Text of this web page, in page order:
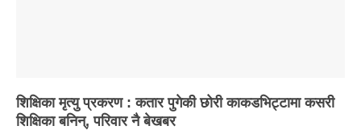
शिक्षिका मृत्यु प्रकरण : कतार पुगेकी छोरी काकडभिट्टामा कसरी
शिक्षिका बनिन्, परिवार नै बेखबर